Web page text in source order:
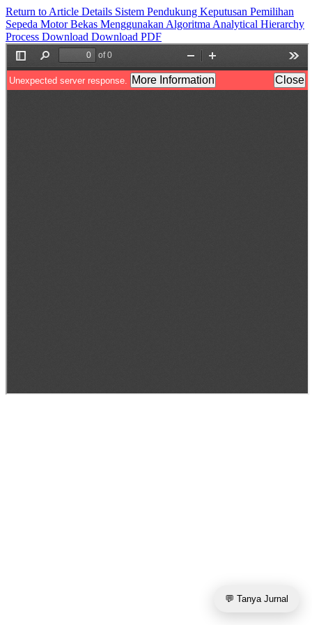
Return to Article Details Sistem Pendukung Keputusan Pemilihan
Sepeda Motor Bekas Menggunakan Algoritma Analytical Hierarchy
Process Download Download PDF
💬 Tanya Jurnal